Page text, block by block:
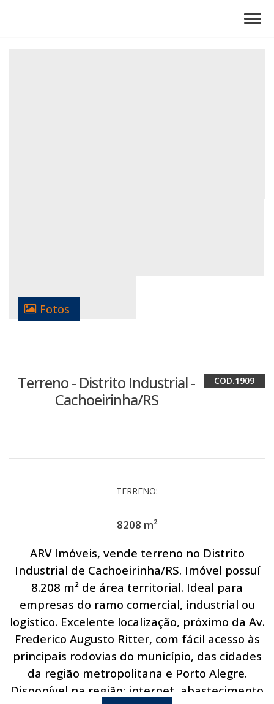
Fotos
Terreno - Distrito Industrial -
Cachoeirinha/RS
1909
TERRENO:
8208 m²
ARV Imóveis, vende terreno no Distrito
Industrial de Cachoeirinha/RS. Imóvel possuí
8.208 m² de área territorial. Ideal para
empresas do ramo comercial, industrial ou
logístico. Excelente localização, próximo da Av.
Frederico Augusto Ritter, com fácil acesso às
principais rodovias do município, das cidades
da região metropolitana e Porto Alegre.
Disponível na região: internet, abastecimento